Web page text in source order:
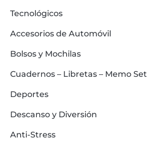
Tecnológicos
Accesorios de Automóvil
Bolsos y Mochilas
Cuadernos – Libretas – Memo Set
Deportes
Descanso y Diversión
Anti-Stress